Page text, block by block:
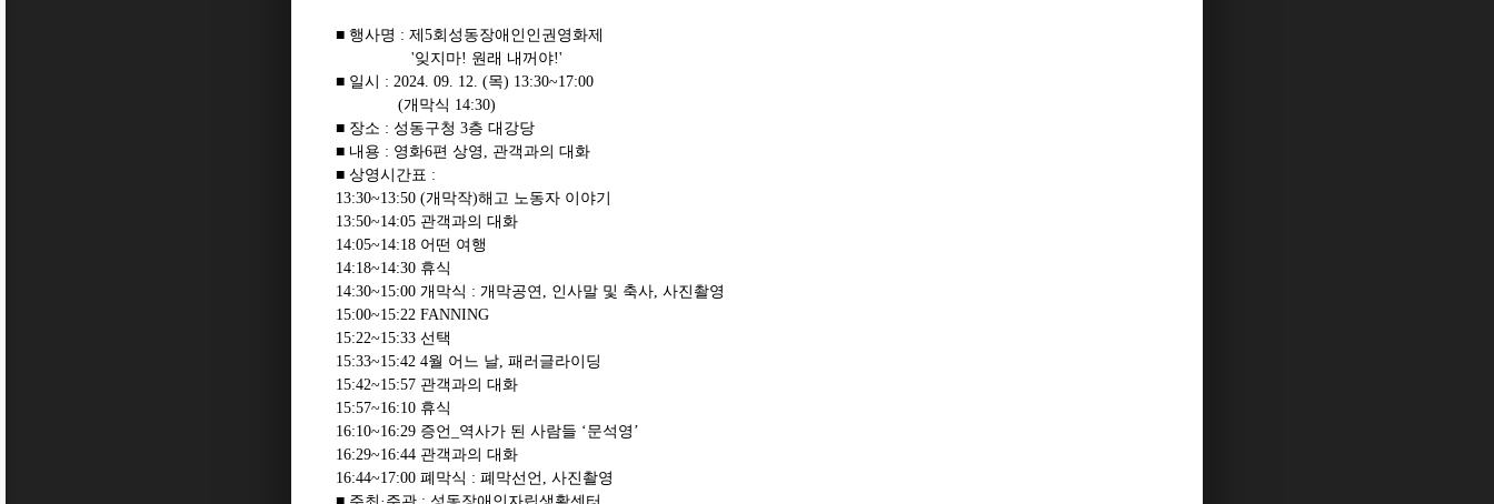
■ 행사명 : 제5회성동장애인인권영화제
'잊지마! 원래 내꺼야!'
■ 일시 : 2024. 09. 12. (목) 13:30~17:00
(개막식 14:30)
■ 장소 : 성동구청 3층 대강당
■ 내용 : 영화6편 상영, 관객과의 대화
■ 상영시간표 :
13:30~13:50 (개막작)해고 노동자 이야기
13:50~14:05 관객과의 대화
14:05~14:18 어떤 여행
14:18~14:30 휴식
14:30~15:00 개막식 : 개막공연, 인사말 및 축사, 사진촬영
15:00~15:22 FANNING
15:22~15:33 선택
15:33~15:42 4월 어느 날, 패러글라이딩
15:42~15:57 관객과의 대화
15:57~16:10 휴식
16:10~16:29 증언_역사가 된 사람들 ‘문석영’
16:29~16:44 관객과의 대화
16:44~17:00 폐막식 : 폐막선언, 사진촬영